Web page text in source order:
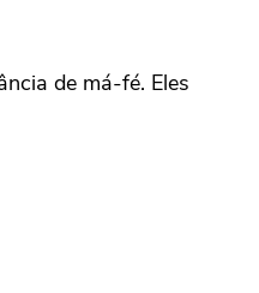
de má-fé. Eles